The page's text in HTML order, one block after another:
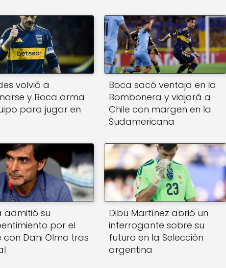
volvió a
y Boca arma
para jugar en
Boca sacó ventaja en la
Bombonera y viajará a
Chile con margen en la
Sudamericana
admitió su
por el
con Dani Olmo tras
Dibu Martínez abrió un
interrogante sobre su
futuro en la Selección
argentina